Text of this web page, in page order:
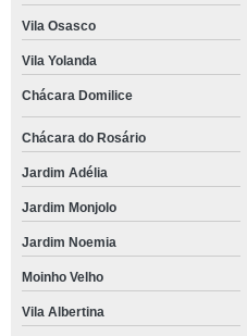
Vila Osasco
Vila Yolanda
Chácara Domilice
Chácara do Rosário
Jardim Adélia
Jardim Monjolo
Jardim Noemia
Moinho Velho
Vila Albertina